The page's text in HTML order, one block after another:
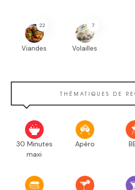
22
Viandes
7
Volailles
THÉMATIQUES DE
30 Minutes
maxi
Apéro